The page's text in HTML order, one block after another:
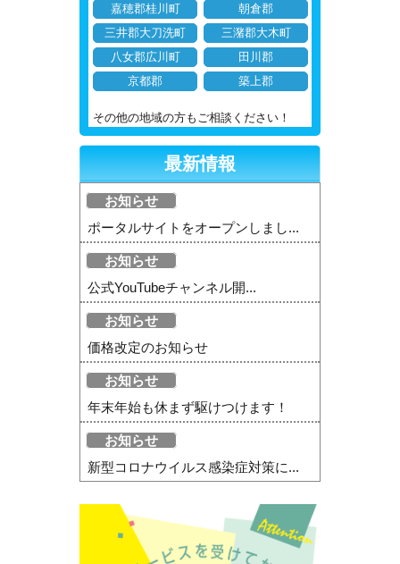
嘉穂郡桂川町
朝倉郡
三井郡大刀洗町
三潴郡大木町
八女郡広川町
田川郡
京都郡
築上郡
その他の地域の方もご相談ください！
最新情報
お知らせ
ポータルサイトをオープンしまし...
お知らせ
公式YouTubeチャンネル開...
お知らせ
価格改定のお知らせ
お知らせ
年末年始も休まず駆けつけます！
お知らせ
新型コロナウイルス感染症対策に...